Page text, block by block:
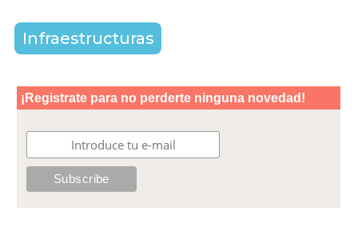
Infraestructuras